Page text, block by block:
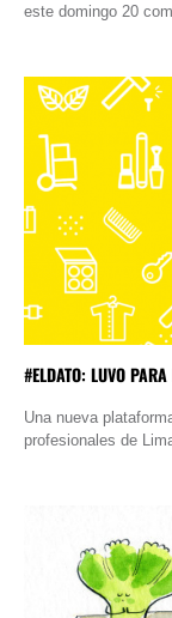
este domingo 20
#ELDATO: LUVO
Una nueva
profesionales de